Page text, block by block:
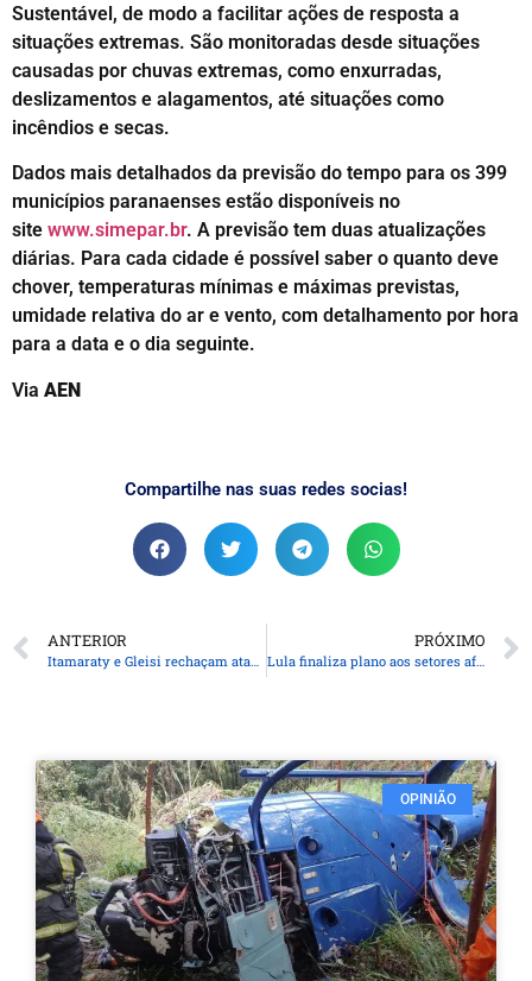
Sustentável, de modo a facilitar ações de resposta a
situações extremas. São monitoradas desde situações
causadas por chuvas extremas, como enxurradas,
deslizamentos e alagamentos, até situações como
incêndios e secas.
Dados mais detalhados da previsão do tempo para os 399
municípios paranaenses estão disponíveis no
site www.simepar.br. A previsão tem duas atualizações
diárias. Para cada cidade é possível saber o quanto deve
chover, temperaturas mínimas e máximas previstas,
umidade relativa do ar e vento, com detalhamento por hora
para a data e o dia seguinte.
Via AEN
Compartilhe nas suas redes socias!
ANTERIOR
Itamaraty e Gleisi rechaçam ataque de vice-secretário de Trump
PRÓXIMO
Lula finaliza plano aos setores afetados por tarifaço de Trump
OPINIÃO